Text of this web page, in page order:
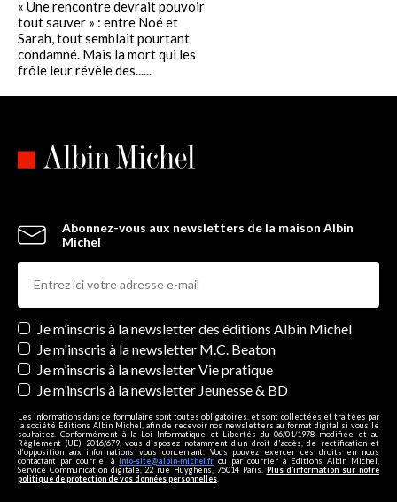
« Une rencontre devrait pouvoir
tout sauver » : entre Noé et
Sarah, tout semblait pourtant
condamné. Mais la mort qui les
frôle leur révèle des......
Abonnez-vous aux newsletters de la maison Albin
Michel
Newsletters
Je m’inscris à la newsletter des éditions Albin Michel
Je m'inscris à la newsletter M.C. Beaton
Je m’inscris à la newsletter Vie pratique
Je m’inscris à la newsletter Jeunesse & BD
Les informations dans ce formulaire sont toutes obligatoires, et sont collectées et traitées par
la société Editions Albin Michel, afin de recevoir nos newsletters au format digital si vous le
souhaitez. Conformément à la Loi Informatique et Libertés du 06/01/1978 modifiée et au
Règlement (UE) 2016/679, vous disposez notamment d'un droit d'accès, de rectification et
d’opposition aux informations vous concernant. Vous pouvez exercer ces droits en nous
contactant par courriel à info-site@albin-michel.fr ou par courrier à Editions Albin Michel,
Service Communication digitale, 22 rue Huyghens, 75014 Paris. Plus d’information sur notre
politique de protection de vos données personnelles